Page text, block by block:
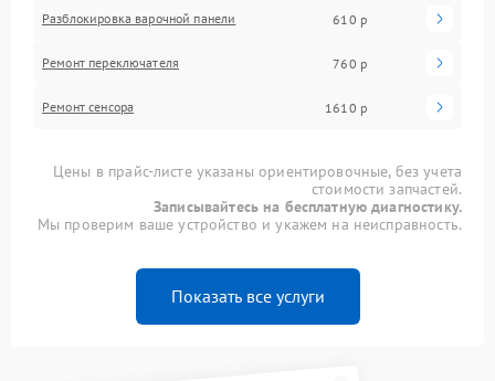
Разблокировка варочной панели 610 р
Ремонт переключателя 760 р
Ремонт сенсора 1610 р
Цены в прайс-листе указаны ориентировочные, без учета
стоимости запчастей.
Записывайтесь на бесплатную диагностику.
Мы проверим ваше устройство и укажем на неисправность.
Показать все услуги